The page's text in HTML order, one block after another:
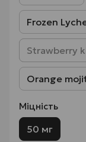
Frozen
Strawberry
Orange
Міцність
50 мг